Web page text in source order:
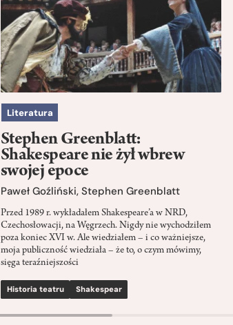
Literatura
Stephen Greenblatt:
Shakespeare nie żył wbrew
swojej epoce
Paweł Goźliński, Stephen Greenblatt
Przed 1989 r. wykładałem Shakespeare’a w NRD,
Czechosłowacji, na Węgrzech. Nigdy nie wychodziłem
poza koniec XVI w. Ale wiedziałem – i co ważniejsze,
moja publiczność wiedziała – że to, o czym mówimy,
sięga teraźniejszości
Historia teatru Shakespear